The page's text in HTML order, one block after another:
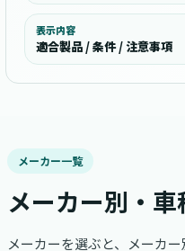
表示内容
適合製品 / 条件 / 注意事項
メーカー一覧
メーカー別・
メーカーを選ぶと、メーカ